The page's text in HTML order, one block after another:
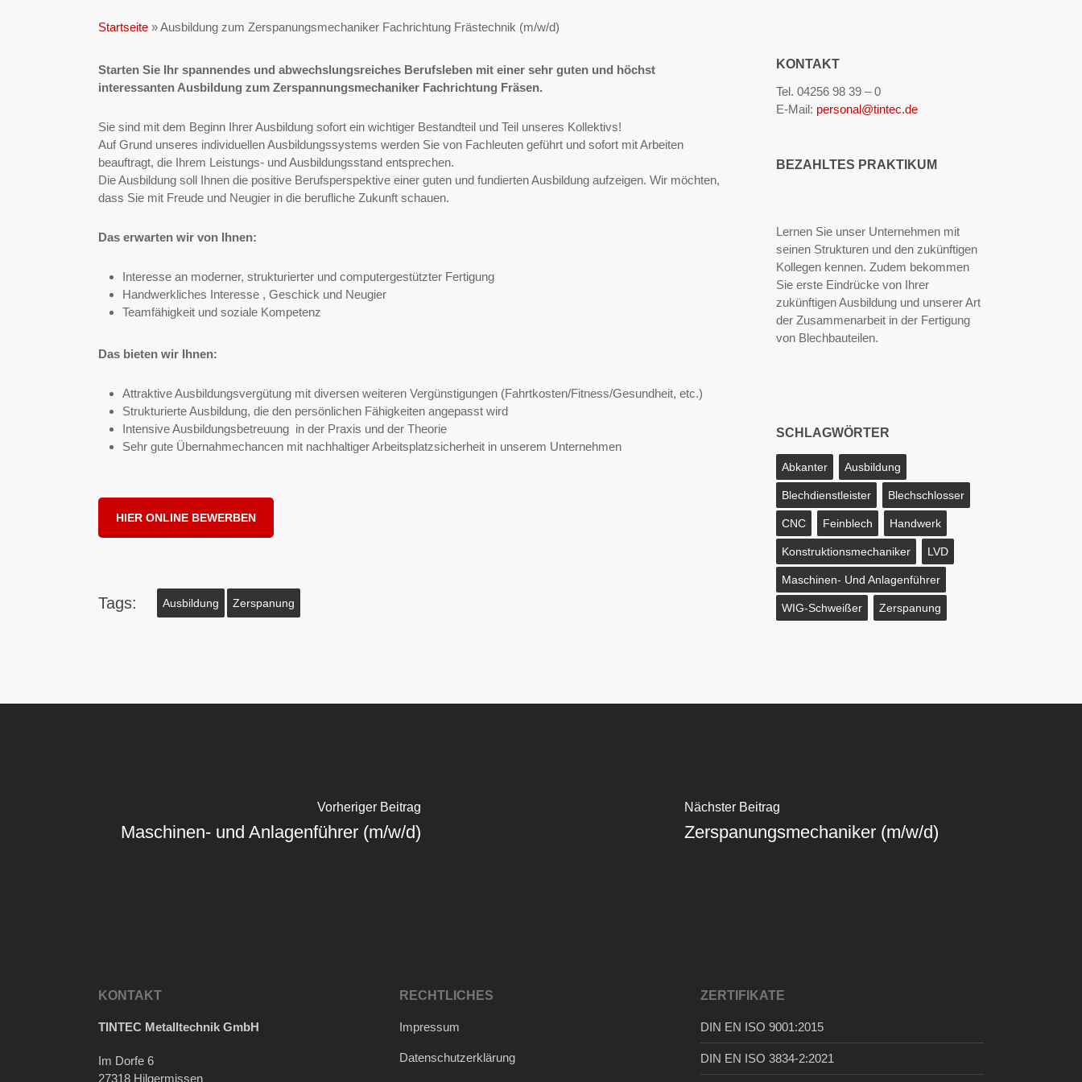
Startseite »Ausbildung zum Zerspanungsmechaniker Fachrichtung Frästechnik (m/w/d)
Starten Sie Ihr spannendes und abwechslungsreiches Berufsleben mit einer sehr guten und höchst
interessanten Ausbildung zum Zerspannungsmechaniker Fachrichtung Fräsen.
Sie sind mit dem Beginn Ihrer Ausbildung sofort ein wichtiger Bestandteil und Teil unseres Kollektivs!
Auf Grund unseres individuellen Ausbildungssystems werden Sie von Fachleuten geführt und sofort mit Arbeiten
beauftragt, die Ihrem Leistungs- und Ausbildungsstand entsprechen.
Die Ausbildung soll Ihnen die positive Berufsperspektive einer guten und fundierten Ausbildung aufzeigen. Wir möchten,
dass Sie mit Freude und Neugier in die berufliche Zukunft schauen.
Das erwarten wir von Ihnen:
Interesse an moderner, strukturierter und computergestützter Fertigung
Handwerkliches Interesse , Geschick und Neugier
Teamfähigkeit und soziale Kompetenz
Das bieten wir Ihnen:
Attraktive Ausbildungsvergütung mit diversen weiteren Vergünstigungen (Fahrtkosten/Fitness/Gesundheit, etc.)
Strukturierte Ausbildung, die den persönlichen Fähigkeiten angepasst wird
Intensive Ausbildungsbetreuung in der Praxis und der Theorie
Sehr gute Übernahmechancen mit nachhaltiger Arbeitsplatzsicherheit in unserem Unternehmen
HIER ONLINE BEWERBEN
Tags: Ausbildung Zerspanung
KONTAKT
Tel. 04256 98 39 – 0
E-Mail: personal@tintec.de
BEZAHLTES PRAKTIKUM
Lernen Sie unser Unternehmen mit
seinen Strukturen und den zukünftigen
Kollegen kennen. Zudem bekommen
Sie erste Eindrücke von Ihrer
zukünftigen Ausbildung und unserer Art
der Zusammenarbeit in der Fertigung
von Blechbauteilen.
SCHLAGWÖRTER
Abkanter Ausbildung
Blechdienstleister Blechschlosser
CNC Feinblech Handwerk
Konstruktionsmechaniker LVD
Maschinen- Und Anlagenführer
WIG-Schweißer Zerspanung
Vorheriger Beitrag
Maschinen- und Anlagenführer (m/w/d)
Nächster Beitrag
Zerspanungsmechaniker (m/w/d)
KONTAKT
TINTEC Metalltechnik GmbH
Im Dorfe 6
27318 Hilgermissen
RECHTLICHES
Impressum
Datenschutzerklärung
ZERTIFIKATE
DIN EN ISO 9001:2015
DIN EN ISO 3834-2:2021